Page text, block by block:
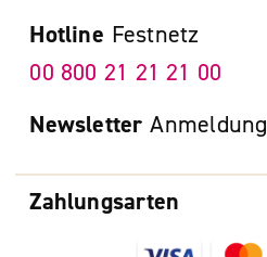
Zahlungsarten
Hotline Festnetz
00 800 21 21 21 00
Newsletter Anmeldung